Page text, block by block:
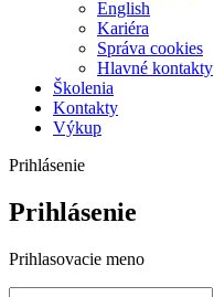
English
Kariéra
Správa cookies
Hlavné kontakty
Školenia
Kontakty
Výkup
Prihlásenie
Prihlásenie
Prihlasovacie meno